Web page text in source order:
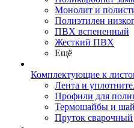
Монолит и
Полиэтилен
ПВХ вспененный
Жесткий ПВХ
Ещё
Комплектующие к
Лента и
Профили для
Термошайбы и
Пруток сварочный